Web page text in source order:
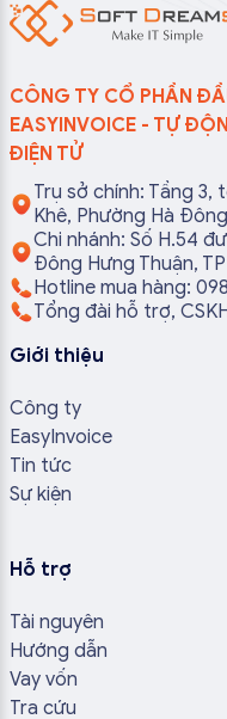
CÔNG TY CỔ PHẦN
EASYINVOICE - TỰ
ĐIỆN TỬ
Trụ sở chính: Tầng 3,
Khê, Phường Hà
Chi nhánh: Số H.54
Đông Hưng Thuận,
Hotline mua hàng:
Tổng đài hỗ trợ,
Giới thiệu
Công ty
EasyInvoice
Tin tức
Sự kiện
Hỗ trợ
Tài nguyên
Hướng dẫn
Vay vốn
Tra cứu